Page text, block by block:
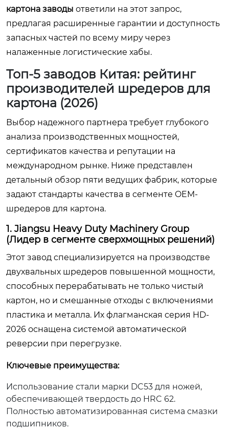
картона заводы ответили на этот запрос,
предлагая расширенные гарантии и доступность
запасных частей по всему миру через
налаженные логистические хабы.
Топ-5 заводов Китая: рейтинг
производителей шредеров для
картона (2026)
Выбор надежного партнера требует глубокого
анализа производственных мощностей,
сертификатов качества и репутации на
международном рынке. Ниже представлен
детальный обзор пяти ведущих фабрик, которые
задают стандарты качества в сегменте OEM-
шредеров для картона.
1. Jiangsu Heavy Duty Machinery Group
(Лидер в сегменте сверхмощных решений)
Этот завод специализируется на производстве
двухвальных шредеров повышенной мощности,
способных перерабатывать не только чистый
картон, но и смешанные отходы с включениями
пластика и металла. Их флагманская серия HD-
2026 оснащена системой автоматической
реверсии при перегрузке.
Ключевые преимущества:
Использование стали марки DC53 для ножей,
обеспечивающей твердость до HRC 62.
Полностью автоматизированная система смазки
подшипников.